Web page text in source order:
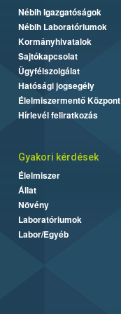
Nébih Igazgatóságok
Nébih Laboratóriumok
Kormányhivatalok
Sajtókapcsolat
Ügyfélszolgálat
Hatósági jogsegély
Élelmiszermentő Központ
Hírlevél feliratkozás
Gyakori kérdések
Élelmiszer
Állat
Növény
Laboratóriumok
Labor/Egyéb